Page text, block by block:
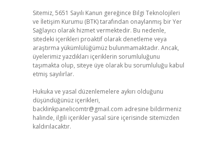
Sitemiz, 5651 Sayılı Kanun gereğince Bilgi Teknolojileri
ve İletişim Kurumu (BTK) tarafından onaylanmış bir Yer
Sağlayıcı olarak hizmet vermektedir. Bu nedenle,
sitedeki içerikleri proaktif olarak denetleme veya
araştırma yükümlülüğümüz bulunmamaktadır. Ancak,
üyelerimiz yazdıkları içeriklerin sorumluluğunu
taşımakta olup, siteye üye olarak bu sorumluluğu kabul
etmiş sayılırlar.
Hukuka ve yasal düzenlemelere aykırı olduğunu
düşündüğünüz içerikleri,
backlinkpanelicomtr@gmail.com adresine bildirmeniz
halinde, ilgili içerikler yasal süre içerisinde sitemizden
kaldırılacaktır.